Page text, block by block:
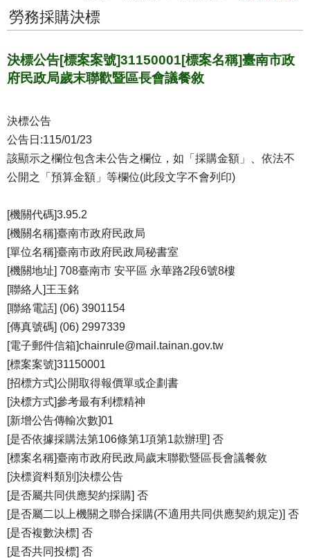
勞務採購決標
決標公告[標案案號]31150001[標案名稱]臺南市政
府民政局歲末聯歡暨區長會議餐敘
決標公告
公告日:115/01/23
該顯示之欄位包含未公告之欄位，如「採購金額」、依法不
公開之「預算金額」等欄位(此段文字不會列印)
[機關代碼]3.95.2
[機關名稱]臺南市政府民政局
[單位名稱]臺南市政府民政局秘書室
[機關地址] 708臺南市 安平區 永華路2段6號8樓
[聯絡人]王玉銘
[聯絡電話] (06) 3901154
[傳真號碼] (06) 2997339
[電子郵件信箱]chainrule@mail.tainan.gov.tw
[標案案號]31150001
[招標方式]公開取得報價單或企劃書
[決標方式]參考最有利標精神
[新增公告傳輸次數]01
[是否依據採購法第106條第1項第1款辦理] 否
[標案名稱]臺南市政府民政局歲末聯歡暨區長會議餐敘
[決標資料類別]決標公告
[是否屬共同供應契約採購] 否
[是否屬二以上機關之聯合採購(不適用共同供應契約規定)] 否
[是否複數決標] 否
[是否共同投標] 否